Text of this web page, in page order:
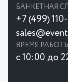
БАНКЕТНАЯ
+7 (499)
ВРЕМЯ
с 10:00 до